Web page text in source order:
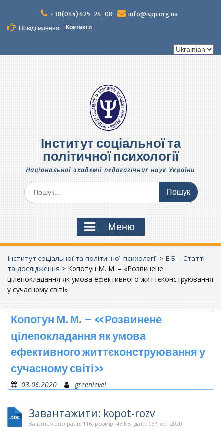
вмісту
+38(044) 425-24-08
info@ispp.org.ua
Повідомлення:
Контакти
Вибрати
Інститут соціальної та
політичної психології
Національної академії педагогічних наук України
Шукати:
Меню
Інститут соціальної та політичної психології > Е.Б. - Статті
та дослідження > Копотун М. М. – «Розвинене
цілепокладання як умова ефективного життєконструювання
у сучасному світі»
Копотун М. М. – «Розвинене
цілепокладання як умова
ефективного життєконструювання у
сучасному світі»
03.06.2020 greenlevel
Завантажити: kopot-rozv
Завантажено разів: 116, розмір: 43 KB, дата: 03 Чер. 2020